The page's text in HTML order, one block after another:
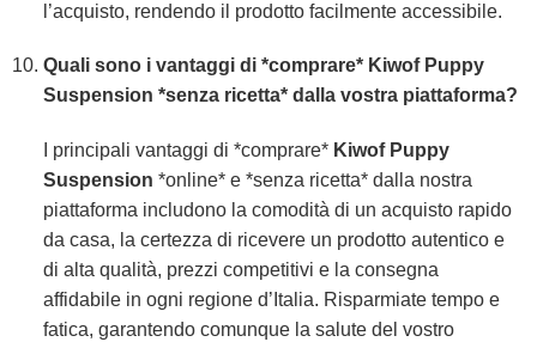
l’acquisto, rendendo il prodotto facilmente accessibile.
Quali sono i vantaggi di *comprare* Kiwof Puppy
Suspension *senza ricetta* dalla vostra piattaforma?
I principali vantaggi di *comprare* Kiwof Puppy
Suspension *online* e *senza ricetta* dalla nostra
piattaforma includono la comodità di un acquisto rapido
da casa, la certezza di ricevere un prodotto autentico e
di alta qualità, prezzi competitivi e la consegna
affidabile in ogni regione d’Italia. Risparmiate tempo e
fatica, garantendo comunque la salute del vostro